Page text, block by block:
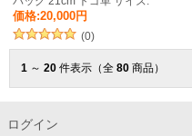
価格:20,000円
(0)
1 ～ 20 件表示（全 80 商品）
ログイン